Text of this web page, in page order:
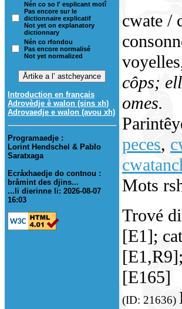
Nén co so l' esplicant motî
Pas encore sur le
dictionnaire explicatif
Not yet on explanatory
dictionnary
Nén co rfondou
Pas encore normalisé
Not yet normalized
Introduction en français
Adrovèdje è walon (sins xh)
Adrovaedje e walon (avou xh)
Programaedje :
Lorint Hendschel & Pablo
Saratxaga
Ecråxhaedje do contnou :
bråmint des djins...
...li dierinne li: 2026-08-07
16:03
cwate /
côps;
omes.
peces,
Mots
Trové
[E1];
[E165]
(ID: 21636)